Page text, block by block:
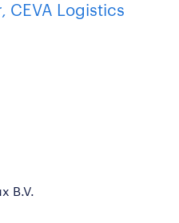
CEVA Logistics
B.V.